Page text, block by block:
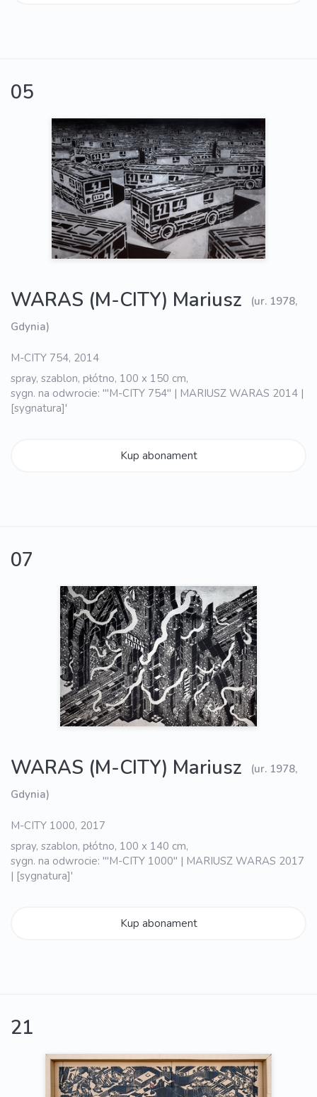
05
WARAS (M-CITY) Mariusz
(ur. 1978,
Gdynia)
M-CITY 754, 2014
spray, szablon, płótno, 100 x 150 cm,
sygn. na odwrocie: '"M-CITY 754" | MARIUSZ WARAS 2014 |
[sygnatura]'
Kup abonament
07
WARAS (M-CITY) Mariusz
(ur. 1978,
Gdynia)
M-CITY 1000, 2017
spray, szablon, płótno, 100 x 140 cm,
sygn. na odwrocie: '"M-CITY 1000" | MARIUSZ WARAS 2017
| [sygnatura]'
Kup abonament
21